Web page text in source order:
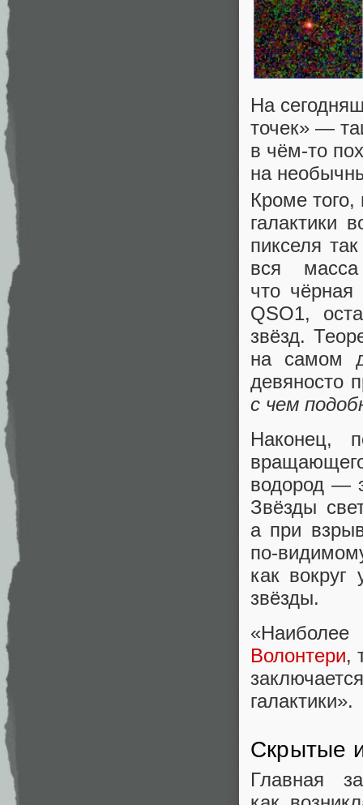
На
точек» —
в чём‑то
на
Кроме того,
галактики
пикселя
вся
что
QSO1,
звёзд.
на самом
девяносто
с чем
Наконец,
водород —
Звёзды
а при
как вокруг
звёзды.
Волонтери,
галактики».
Скрытые
Главная